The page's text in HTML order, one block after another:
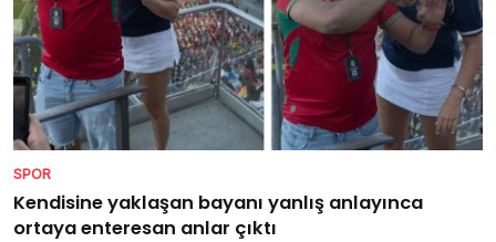
SPOR
Kendisine yaklaşan bayanı yanlış anlayınca
ortaya enteresan anlar çıktı